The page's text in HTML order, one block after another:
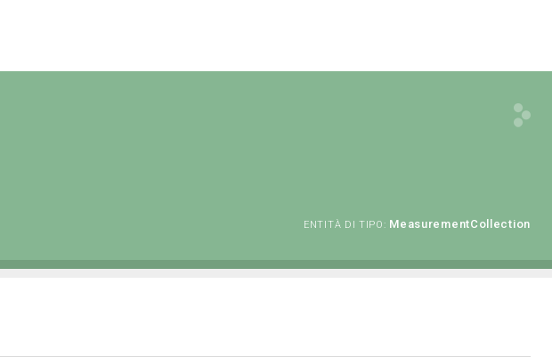
ENTITÀ DI TIPO: MeasurementCollection